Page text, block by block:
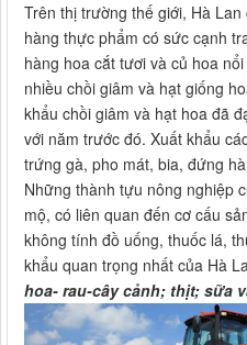
Trên thị trường thế giới, Hà
hàng thực phẩm có sức cạnh
hàng hoa cắt tươi và củ hoa
nhiều chồi giâm và hạt giống
khẩu chồi giâm và hạt hoa đã
với năm trước đó. Xuất khẩu
trứng gà, pho mát, bia, đứng
Những thành tựu nông nghiệp
mộ, có liên quan đến cơ cấu
không tính đồ uống, thuốc lá,
khẩu quan trọng nhất của Hà
hoa- rau-cây cảnh; thịt; sữa